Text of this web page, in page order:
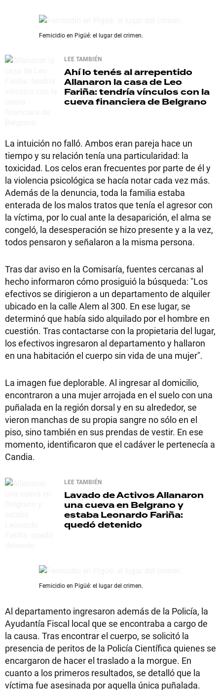
Femicidio en Pigüé: el lugar del crimen.
LEE TAMBIÉN
Ahí lo tenés al arrepentido
Allanaron la casa de Leo
Fariña: tendría vínculos con la
cueva financiera de Belgrano
La intuición no falló. Ambos eran pareja hace un
tiempo y su relación tenía una particularidad: la
toxicidad. Los celos eran frecuentes por parte de él y
la violencia psicológica se hacía notar cada vez más.
Además de la denuncia, toda la familia estaba
enterada de los malos tratos que tenía el agresor con
la víctima, por lo cual ante la desaparición, el alma se
congeló, la desesperación se hizo presente y a la vez,
todos pensaron y señalaron a la misma persona.
Tras dar aviso en la Comisaría, fuentes cercanas al
hecho informaron cómo prosiguió la búsqueda: "Los
efectivos se dirigieron a un departamento de alquiler
ubicado en la calle Alem al 300. En ese lugar, se
determinó que había sido alquilado por el hombre en
cuestión. Tras contactarse con la propietaria del lugar,
los efectivos ingresaron al departamento y hallaron
en una habitación el cuerpo sin vida de una mujer".
La imagen fue deplorable. Al ingresar al domicilio,
encontraron a una mujer arrojada en el suelo con una
puñalada en la región dorsal y en su alrededor, se
vieron manchas de su propia sangre no sólo en el
piso, sino también en sus prendas de vestir. En ese
momento, identificaron que el cadáver le pertenecía a
Candia.
LEE TAMBIÉN
Lavado de ActivosAllanaron
una cueva en Belgrano y
estaba Leonardo Fariña:
quedó detenido
Femicidio en Pigüé: el lugar del crimen.
Al departamento ingresaron además de la Policía, la
Ayudantía Fiscal local que se encontraba a cargo de
la causa. Tras encontrar el cuerpo, se solicitó la
presencia de peritos de la Policía Científica quienes se
encargaron de hacer el traslado a la morgue. En
cuanto a los primeros resultados, se detalló que la
víctima fue asesinada por aquella única puñalada.